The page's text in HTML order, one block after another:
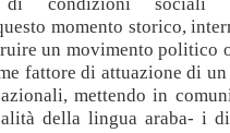
di condizioni sociali
momento storico,
un movimento politico
fattore di attuazione di
mettendo in
della lingua araba- i